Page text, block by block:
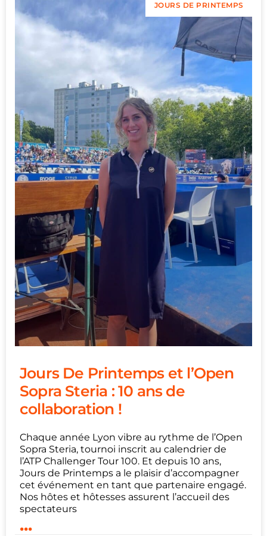
JOURS DE PRINTEMPS
Jours De Printemps et l’Open
Sopra Steria : 10 ans de
collaboration !
Chaque année Lyon vibre au rythme de l’Open
Sopra Steria, tournoi inscrit au calendrier de
l’ATP Challenger Tour 100. Et depuis 10 ans,
Jours de Printemps a le plaisir d’accompagner
cet événement en tant que partenaire engagé.
Nos hôtes et hôtesses assurent l’accueil des
spectateurs
...